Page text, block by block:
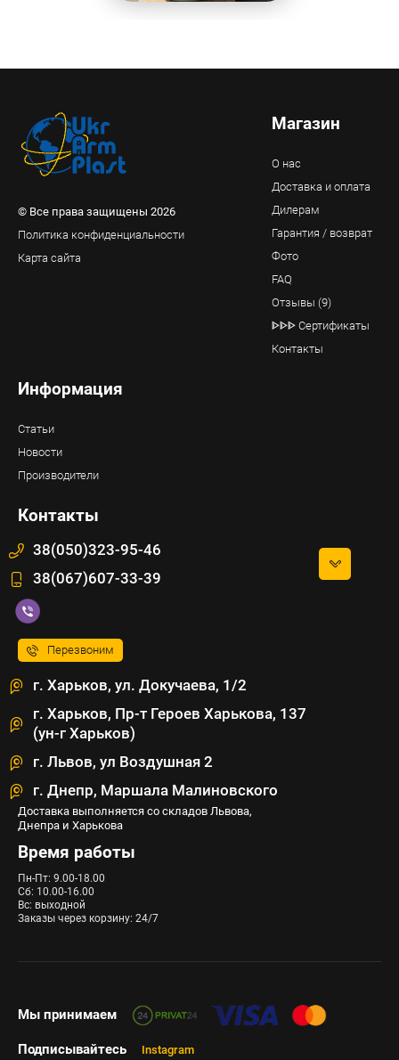
© Все права защищены 2026
Политика конфиденциальности
Карта сайта
Магазин
О нас
Доставка и оплата
Дилерам
Гарантия / возврат
Фото
FAQ
Отзывы (9)
ᐈᐈᐈ Сертификаты
Контакты
Информация
Статьи
Новости
Производители
Контакты
38(050)323-95-46
38(067)607-33-39
Перезвоним
г. Харьков, ул. Докучаева, 1/2
г. Харьков, Пр-т Героев Харькова, 137
(ун-г Харьков)
г. Львов, ул Воздушная 2
г. Днепр, Маршала Малиновского
Доставка выполняется со складов Львова,
Днепра и Харькова
Время работы
Пн-Пт: 9.00-18.00
Сб: 10.00-16.00
Вс: выходной
Заказы через корзину: 24/7
Мы принимаем
Подписывайтесь Instagram